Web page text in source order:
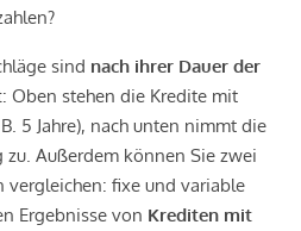
sind nach ihrer Dauer der
: Oben stehen die Kredite mit
5 Jahre), nach unten nimmt die
Außerdem können Sie zwei
vergleichen: fixe und variable
Ergebnisse von Krediten mit